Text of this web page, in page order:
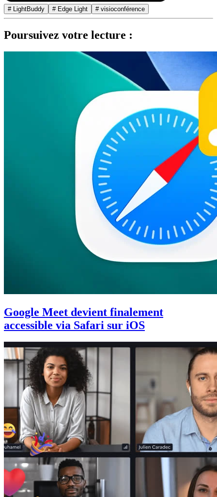
# LightBuddy # Edge Light # visioconférence
Poursuivez votre lecture :
Google Meet devient finalement
accessible via Safari sur iOS